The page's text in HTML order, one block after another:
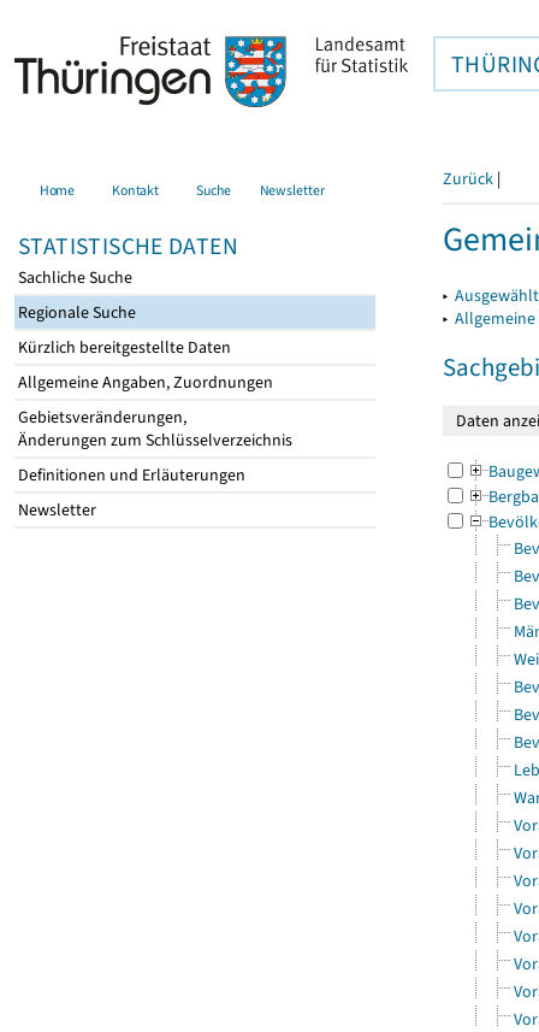
Home Kontakt Suche Newsletter
STATISTISCHE DATEN
Sachliche Suche
Regionale Suche
Kürzlich bereitgestellte Daten
Allgemeine Angaben, Zuordnungen
Gebietsveränderungen,
Änderungen zum Schlüsselverzeichnis
Definitionen und Erläuterungen
Newsletter
Zurück |
▸
▸